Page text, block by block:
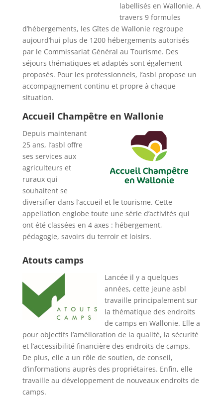
labellisés en Wallonie. A
travers 9 formules
d’hébergements, les Gîtes de Wallonie regroupe
aujourd’hui plus de 1200 hébergements autorisés
par le Commissariat Général au Tourisme. Des
séjours thématiques et adaptés sont également
proposés. Pour les professionnels, l’asbl propose un
accompagnement continu et propre à chaque
situation.
Accueil Champêtre en Wallonie
Depuis maintenant
25 ans, l’asbl offre
ses services aux
agriculteurs et
ruraux qui
souhaitent se
diversifier dans l’accueil et le tourisme. Cette
appellation englobe toute une série d’activités qui
ont été classées en 4 axes : hébergement,
pédagogie, savoirs du terroir et loisirs.
Atouts camps
Lancée il y a quelques
années, cette jeune asbl
travaille principalement sur
la thématique des endroits
de camps en Wallonie. Elle a
pour objectifs l’amélioration de la qualité, la sécurité
et l’accessibilité financière des endroits de camps.
De plus, elle a un rôle de soutien, de conseil,
d’informations auprès des propriétaires. Enfin, elle
travaille au développement de nouveaux endroits de
camps.